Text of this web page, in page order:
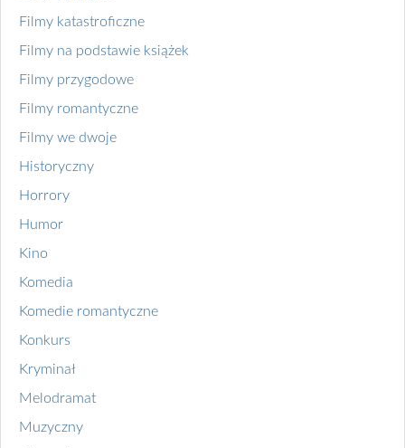
Filmy katastroficzne
Filmy na podstawie książek
Filmy przygodowe
Filmy romantyczne
Filmy we dwoje
Historyczny
Horrory
Humor
Kino
Komedia
Komedie romantyczne
Konkurs
Kryminał
Melodramat
Muzyczny